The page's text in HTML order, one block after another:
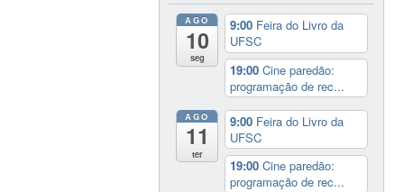
AGO
10
seg
9:00 Feira do Livro da
UFSC
19:00Cine paredão:
programação de rec...
AGO
11
ter
9:00 Feira do Livro da
UFSC
19:00Cine paredão:
programação de rec...